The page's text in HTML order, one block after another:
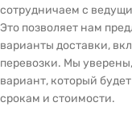
сотрудничаем с
Это позволяет нам
варианты доставки,
перевозки. Мы
вариант, который
срокам и стоимости.